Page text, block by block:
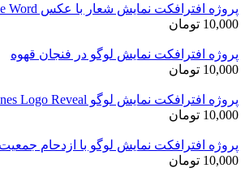
پروژه افترافکت نمایش شعار با عکس Just One Word
10,000 تومان
پروژه افترافکت نمایش لوگو در فنجان قهوه
10,000 تومان
پروژه افترافکت نمایش لوگو Lines Logo Reveal
10,000 تومان
پروژه افترافکت نمایش لوگو با ازدحام جمعیت Shape Formation
10,000 تومان